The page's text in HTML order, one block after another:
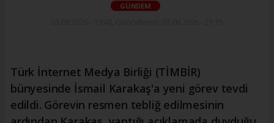
GÜNDEM
Türk İnternet Medya Birliği (TİMBİR)
bünyesinde İsmail Karakaş'a yeni görev tevdi
edildi. Görevin resmen tebliğ edilmesinin